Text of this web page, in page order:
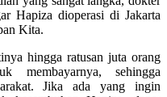
Hapiza dioperasi di Jakarta
Kita.
hingga ratusan juta orang
membayarnya, sehingga
Jika ada yang ingin